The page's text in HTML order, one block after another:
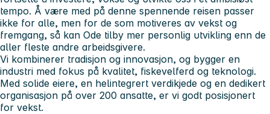
tempo. Å være med på denne spennende reisen passer
ikke for alle, men for de som motiveres av vekst og
fremgang, så kan Ode tilby mer personlig utvikling enn de
aller fleste andre arbeidsgivere.
Vi kombinerer tradisjon og innovasjon, og bygger en
industri med fokus på kvalitet, fiskevelferd og teknologi.
Med solide eiere, en helintegrert verdikjede og en dedikert
organisasjon på over 200 ansatte, er vi godt posisjonert
for vekst.